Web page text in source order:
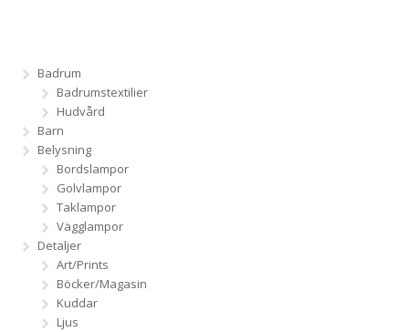
Badrum
Badrumstextilier
Hudvård
Barn
Belysning
Bordslampor
Golvlampor
Taklampor
Vägglampor
Detaljer
Art/Prints
Böcker/Magasin
Kuddar
Ljus